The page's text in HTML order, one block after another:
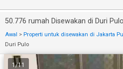
50.776 rumah Disewakan di Duri Pulo
Awal > Properti untuk disewakan di Jakarta
Duri Pulo
1/11